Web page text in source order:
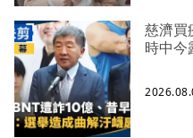
慈濟
時中今